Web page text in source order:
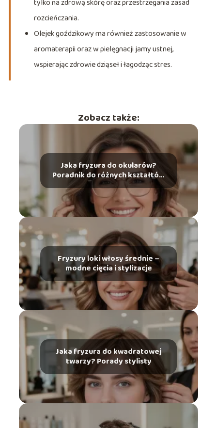
tylko na zdrową skórę oraz przestrzegania zasad
rozcieńczania.
Olejek goździkowy ma również zastosowanie w
aromaterapii oraz w pielęgnacji jamy ustnej,
wspierając zdrowie dziąseł i łagodząc stres.
Zobacz także:
Jaka fryzura do okularów?
Poradnik do różnych kształtów
twarzy
Fryzury loki włosy średnie –
modne cięcia i stylizacje
Jaka fryzura do kwadratowej
twarzy? Porady stylisty